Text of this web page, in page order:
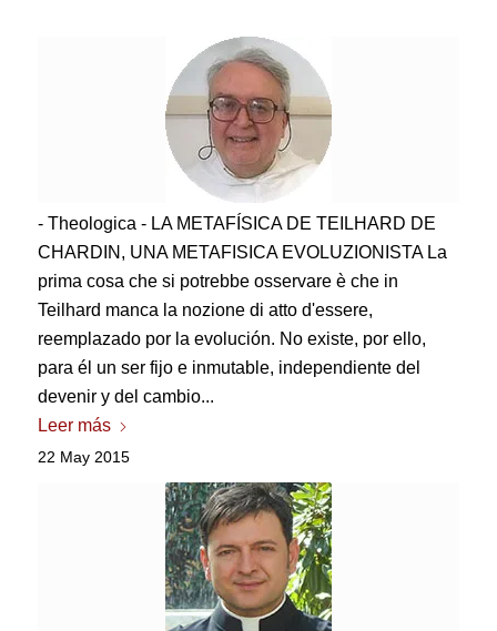
- Theologica - LA METAFÍSICA DE TEILHARD DE
CHARDIN, UNA METAFISICA EVOLUZIONISTA La
prima cosa che si potrebbe osservare è che in
Teilhard manca la nozione di atto d'essere,
reemplazado por la evolución. No existe, por ello,
para él un ser fijo e inmutable, independiente del
devenir y del cambio...
Leer más
22 May 2015